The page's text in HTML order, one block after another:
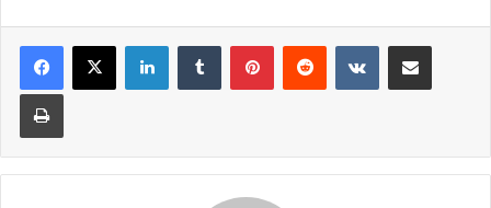
c
e
b
o
o
itt
er
ai
l
at
s
A
p
ar
e
LinkedInTumblr PinterestReddit VKontakteShare via Email
Print